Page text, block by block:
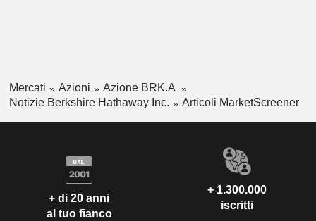
Mercati Azioni
Azione BRK.A
Notizie Berkshire Hathaway Inc.
Articoli MarketScreener
+ di 20 anni
al tuo fianco
+ 1.300.000
iscritti